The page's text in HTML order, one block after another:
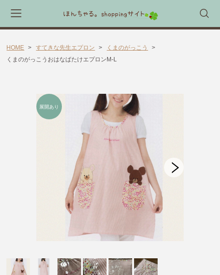
🎈送料無料 アイテム🎈
ラッピング素材
ほんちゃる。セレクトギフト
キャラクター靴下
すてきな先生エプロン
【掘り出し物商品】
【Caféスタイル】
【小物】
HOME すてきな先生エプロン
くまのがっこう
くまのがっこうおはなばたけエプロンM-L